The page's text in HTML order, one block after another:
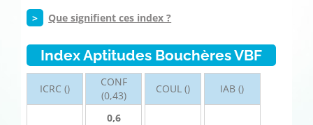
> Que signifient ces index ?
Index Aptitudes Bouchères VBF
ICRC ()
CONF
(0,43)
0,6
COUL () IAB ()